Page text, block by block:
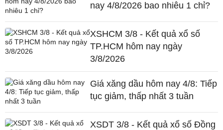
nay 4/8/2026 bao nhiêu 1 chỉ?
XSHCM 3/8 - Kết quả xổ số
TP.HCM hôm nay ngày
3/8/2026
Giá xăng dầu hôm nay 4/8: Tiếp
tục giảm, thấp nhất 3 tuần
XSDT 3/8 - Kết quả xổ số Đồng